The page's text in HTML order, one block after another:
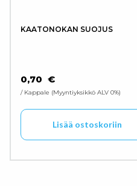
KAATONOKAN SUOJUS
0,70 €
/ Kappale Myyntiyksikkö ALV 0%
Lisää ostoskoriin